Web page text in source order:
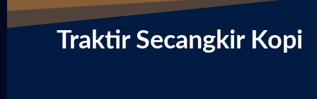
Traktir Secangkir Kopi